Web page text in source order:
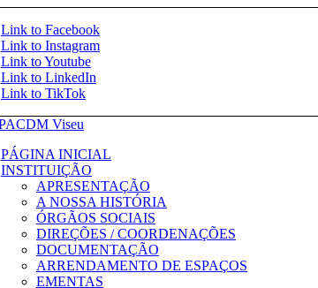
Link to Facebook
Link to Instagram
Link to Youtube
Link to LinkedIn
Link to TikTok
PÁGINA INICIAL
INSTITUIÇÃO
APRESENTAÇÃO
A NOSSA HISTÓRIA
ÓRGÃOS SOCIAIS
DIREÇÕES / COORDENAÇÕES
DOCUMENTAÇÃO
ARRENDAMENTO DE ESPAÇOS
EMENTAS